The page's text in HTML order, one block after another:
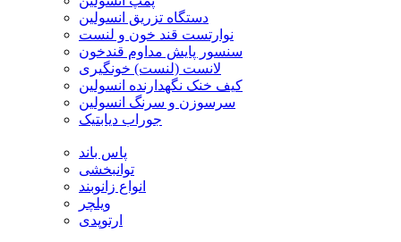
دستگاه تزریق انسولین
نوارتست قند خون و لنست
سنسور پایش مداوم قندخون
لانست (لنست) خونگیری
کیف خنک نگهدارنده انسولین
سرسوزن و سرنگ انسولین
جوراب دیابتیک
پاس باند
توانبخشی
انواع زانوبند
ویلچر
ارتوپدی